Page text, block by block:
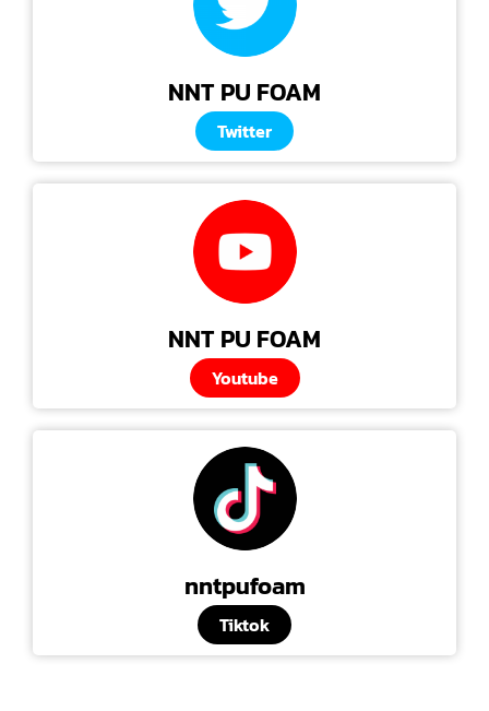
NNT PU FOAM
Twitter
NNT PU FOAM
Youtube
nntpufoam
Tiktok